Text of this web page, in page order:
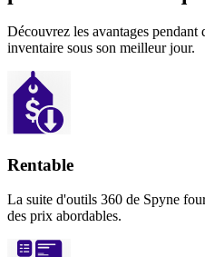
Découvrez les avantages
inventaire sous son meilleur jour.
Rentable
La suite d'outils 360 de Spyne
des prix abordables.